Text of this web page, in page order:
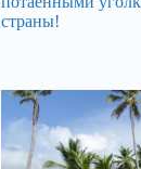
страны!